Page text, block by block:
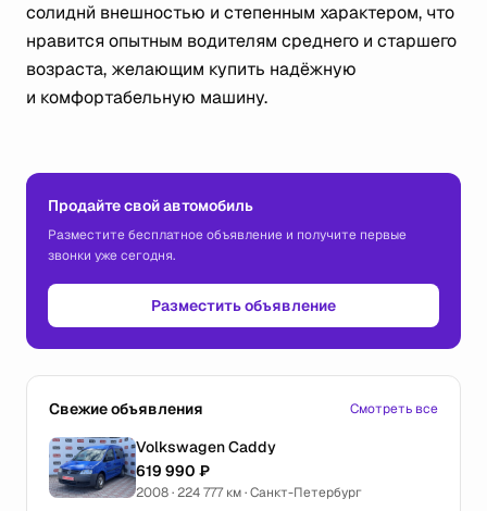
солиднй внешностью и степенным характером, что
нравится опытным водителям среднего и старшего
возраста, желающим купить надёжную
и комфортабельную машину.
Продайте свой автомобиль
Разместите бесплатное объявление и получите первые
звонки уже сегодня.
Разместить объявление
Свежие объявления Смотреть все
Volkswagen Caddy
619 990 ₽
2008 · 224 777 км · Санкт-Петербург